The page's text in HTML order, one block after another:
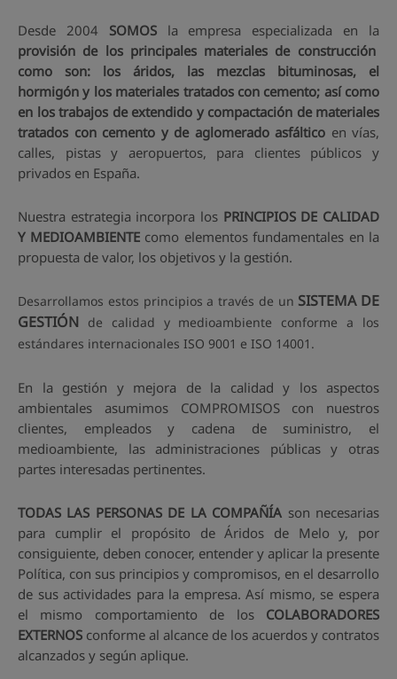
Desde 2004 SOMOSla empresa especializada en la
provisión de los principales materiales de construcción
como son: los áridos, las mezclas bituminosas, el
hormigón y los materiales tratados con cemento; así como
en los trabajos de extendido y compactación de materiales
tratados con cemento y de aglomerado asfáltico en vías,
calles, pistas y aeropuertos, para clientes públicos y
privados en España.
Nuestra estrategia incorpora los PRINCIPIOS DE CALIDAD
Y MEDIOAMBIENTEcomo elementos fundamentales en la
propuesta de valor, los objetivos y la gestión.
Desarrollamos estos principios a través de un SISTEMA DE
GESTIÓN de calidad y medioambiente conforme a los
estándares internacionales ISO 9001 e ISO 14001.
En la gestión y mejora de la calidad y los aspectos
ambientales asumimos COMPROMISOS con nuestros
clientes, empleados y cadena de suministro, el
medioambiente, las administraciones públicas y otras
partes interesadas pertinentes.
TODAS LAS PERSONAS DE LA COMPAÑÍA son necesarias
para cumplir el propósito de Áridos de Melo y, por
consiguiente, deben conocer, entender y aplicar la presente
Política, con sus principios y compromisos, en el desarrollo
de sus actividades para la empresa. Así mismo, se espera
el mismo comportamiento de los COLABORADORES
EXTERNOS conforme al alcance de los acuerdos y contratos
alcanzados y según aplique.